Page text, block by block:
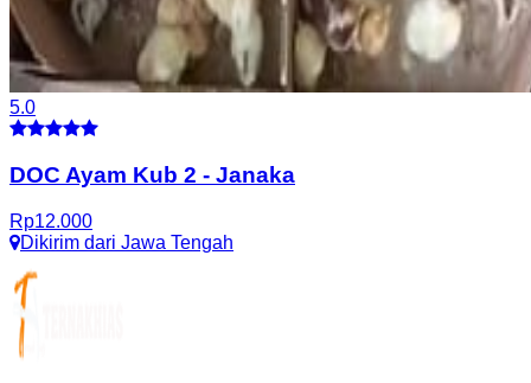
5.0
DOC Ayam Kub 2 - Janaka
Rp12.000
Dikirim dari Jawa Tengah